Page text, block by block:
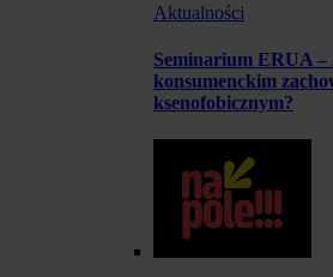
Aktualności
Seminarium ERUA –
konsumenckim
ksenofobicznym?